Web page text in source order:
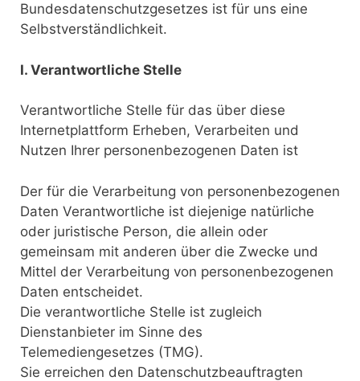
Bundesdatenschutzgesetzes ist für uns eine
Selbstverständlichkeit.
I. Verantwortliche Stelle
Verantwortliche Stelle für das über diese
Internetplattform Erheben, Verarbeiten und
Nutzen Ihrer personenbezogenen Daten ist
Der für die Verarbeitung von personenbezogenen
Daten Verantwortliche ist diejenige natürliche
oder juristische Person, die allein oder
gemeinsam mit anderen über die Zwecke und
Mittel der Verarbeitung von personenbezogenen
Daten entscheidet.
Die verantwortliche Stelle ist zugleich
Dienstanbieter im Sinne des
Telemediengesetzes (TMG).
Sie erreichen den Datenschutzbeauftragten